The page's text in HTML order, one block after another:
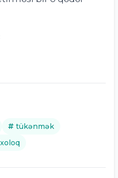
tükənmək